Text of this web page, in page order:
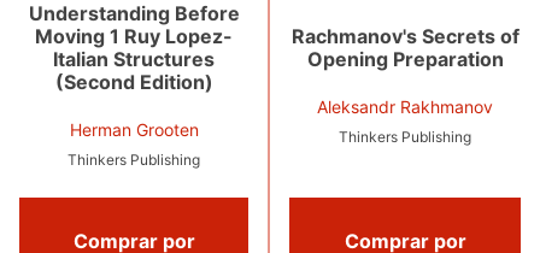
Understanding Before
Moving 1 Ruy Lopez-
Italian Structures
(Second Edition)
Herman Grooten
Thinkers Publishing
Comprar por
Rachmanov's Secrets of
Opening Preparation
Aleksandr Rakhmanov
Thinkers Publishing
Comprar por